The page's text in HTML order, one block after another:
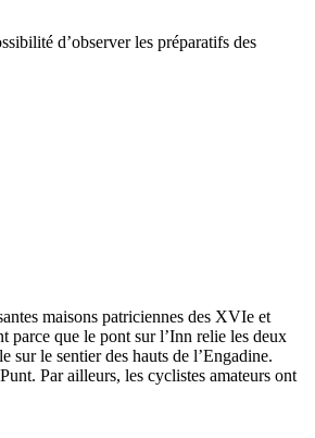
d’observer les préparatifs des
maisons patriciennes des XVIe et
parce que le pont sur l’Inn relie les deux
sur le sentier des hauts de l’Engadine.
Par ailleurs, les cyclistes amateurs ont